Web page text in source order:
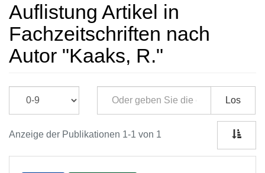
Auflistung Artikel in
Fachzeitschriften nach
Autor "Kaaks, R."
Los
Anzeige der Publikationen 1-1 von 1